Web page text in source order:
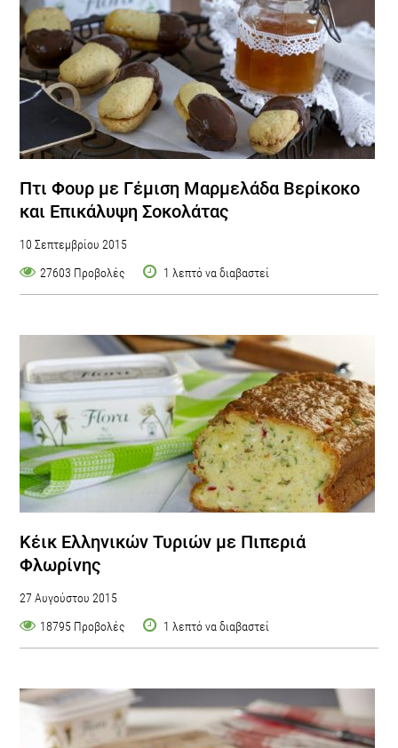
Πτι Φουρ με Γέμιση Μαρμελάδα Βερίκοκο
και Επικάλυψη Σοκολάτας
10 Σεπτεμβρίου 2015
27603 Προβολές
1 λεπτό να διαβαστεί
Κέικ Ελληνικών Τυριών με Πιπεριά
Φλωρίνης
27 Αυγούστου 2015
18795 Προβολές
1 λεπτό να διαβαστεί